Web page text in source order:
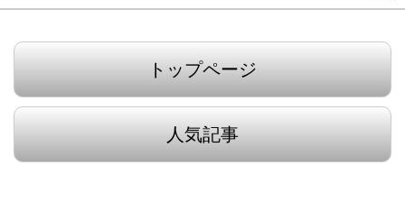
トップページ
人気記事